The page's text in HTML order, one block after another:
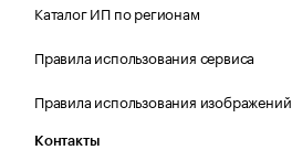
Каталог ИП по регионам
Правила использования сервиса
Правила использования изображений
Контакты